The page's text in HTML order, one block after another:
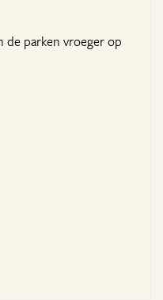
de parken vroeger op